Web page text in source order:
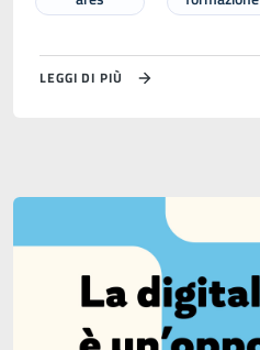
LEGGI DI PIÙ